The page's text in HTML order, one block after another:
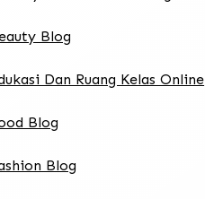
Blog
Dan Ruang Kelas Online
Blog
Blog